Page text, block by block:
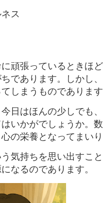
ス
頑張っているときほ
であります。しかし
しまうものでありま
日はほんの少しでも
いかがでしょうか。
の栄養となってまい
気持ちを思い出すこ
なるのであります。